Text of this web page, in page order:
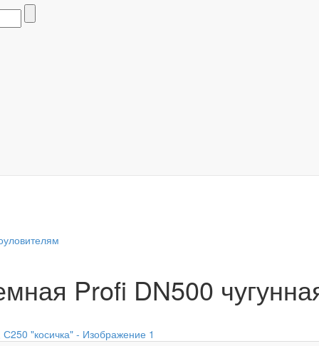
Profi DN500